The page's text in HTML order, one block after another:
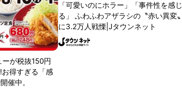
ーが税抜150円
得すぎる「感
催中。
「可愛いのにホラー」「事件性を感じ
る」 ふわふわアザラシの〝赤い異変〟
に3.2万人戦慄|Jタウンネット